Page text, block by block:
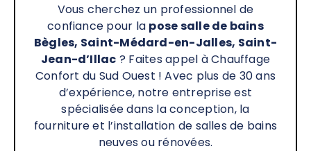
Vous cherchez un professionnel de
confiance pour la pose salle de bains
Bègles, Saint-Médard-en-Jalles, Saint-
Jean-d’Illac ? Faites appel à Chauffage
Confort du Sud Ouest ! Avec plus de 30 ans
d’expérience, notre entreprise est
spécialisée dans la conception, la
fourniture et l’installation de salles de bains
neuves ou rénovées.